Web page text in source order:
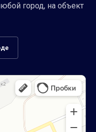
город, на объект